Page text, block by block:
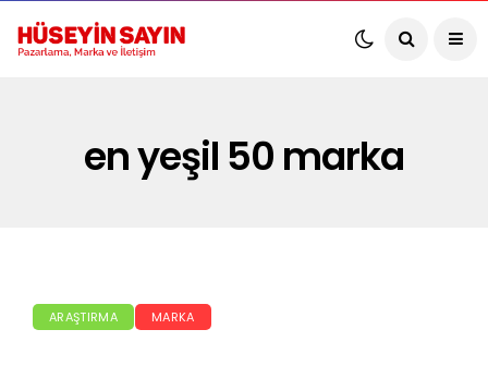
en yeşil 50 marka
ARAŞTIRMA MARKA